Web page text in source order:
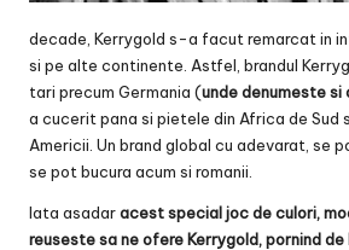
decade, Kerrygold s-a facut remarcat in
si pe alte continente. Astfel, brandul
tari precum Germania (unde denumeste si
a cucerit pana si pietele din Africa de Sud
Americii. Un brand global cu adevarat, se
se pot bucura acum si romanii.
Iata asadaracest special joc de culori,
reuseste sa ne ofere Kerrygold, pornind de